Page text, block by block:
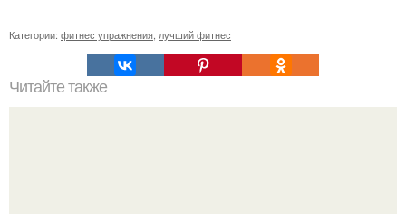
Категории: фитнес упражнения лучший фитнес
Читайте также